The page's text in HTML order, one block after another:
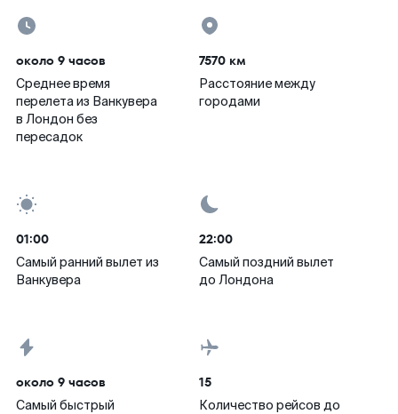
около 9 часов
Среднее время
перелета из Ванкувера
в Лондон без
пересадок
7570 км
Расстояние между
городами
01:00
Самый ранний вылет из
Ванкувера
22:00
Самый поздний вылет
до Лондона
около 9 часов
Самый быстрый
15
Количество рейсов до